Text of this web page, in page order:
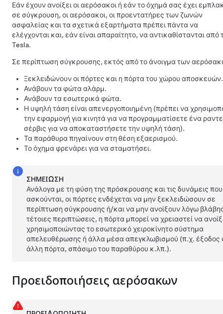
Εάν έχουν ανοίξει οι αερόσακοι ή εάν το όχημά σας έχει
σε σύγκρουση, οι αερόσακοι, οι προεντατήρες των ζωνών
ασφαλείας και τα σχετικά εξαρτήματα πρέπει πάντα να
ελέγχονται και, εάν είναι απαραίτητο, να αντικαθίστανται από
Tesla.
Σε περίπτωση σύγκρουσης, εκτός από το άνοιγμα των
Ξεκλειδώνουν οι πόρτες και η πόρτα του χώρου αποσκευών.
Ανάβουν τα φώτα αλάρμ.
Ανάβουν τα εσωτερικά φώτα.
Η υψηλή τάση είναι απενεργοποιημένη (πρέπει να
την εφαρμογή για κινητά για να προγραμματίσετε ένα
σέρβις για να αποκαταστήσετε την υψηλή τάση).
Τα παράθυρα πηγαίνουν στη θέση εξαερισμού.
Το όχημα φρενάρει για να σταματήσει.
ΣΗΜΕΊΩΣΗ
Ανάλογα με τη φύση της πρόσκρουσης και τις δυνάμεις που
ασκούνται, οι πόρτες ενδέχεται να μην ξεκλειδώσουν σε
περίπτωση σύγκρουσης ή/και να μην ανοίξουν λόγω
τέτοιες περιπτώσεις, η πόρτα μπορεί να χρειαστεί να
χρησιμοποιώντας το εσωτερικό χειροκίνητο σύστημα
απελευθέρωσης ή άλλα μέσα απεγκλωβισμού (π.χ. έξοδος
άλλη πόρτα, σπάσιμο του παραθύρου κ.λπ.).
Προειδοποιήσεις αερόσακων